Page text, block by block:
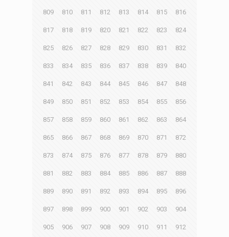
809 810 811 812 813 814 815 816
817 818 819 820 821 822 823 824
825 826 827 828 829 830 831 832
833 834 835 836 837 838 839 840
841 842 843 844 845 846 847 848
849 850 851 852 853 854 855 856
857 858 859 860 861 862 863 864
865 866 867 868 869 870 871 872
873 874 875 876 877 878 879 880
881 882 883 884 885 886 887 888
889 890 891 892 893 894 895 896
897 898 899 900 901 902 903 904
905 906 907 908 909 910 911 912